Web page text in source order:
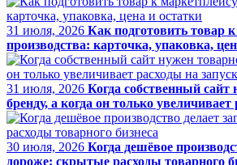
31 июля, 2026 Как подготовить товар
производства: карточка, упаковка,
31 июля, 2026 Когда собственный
бренду, а когда он только увеличивает
30 июля, 2026 Когда дешёвое
дороже: скрытые расходы товарного